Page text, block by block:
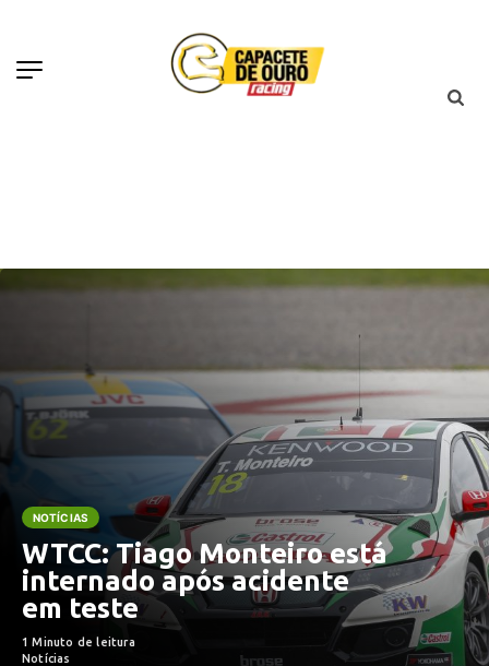
NOTÍCIAS
WTCC: Tiago Monteiro está
internado após acidente
em teste
1 Minuto de leitura
Notícias